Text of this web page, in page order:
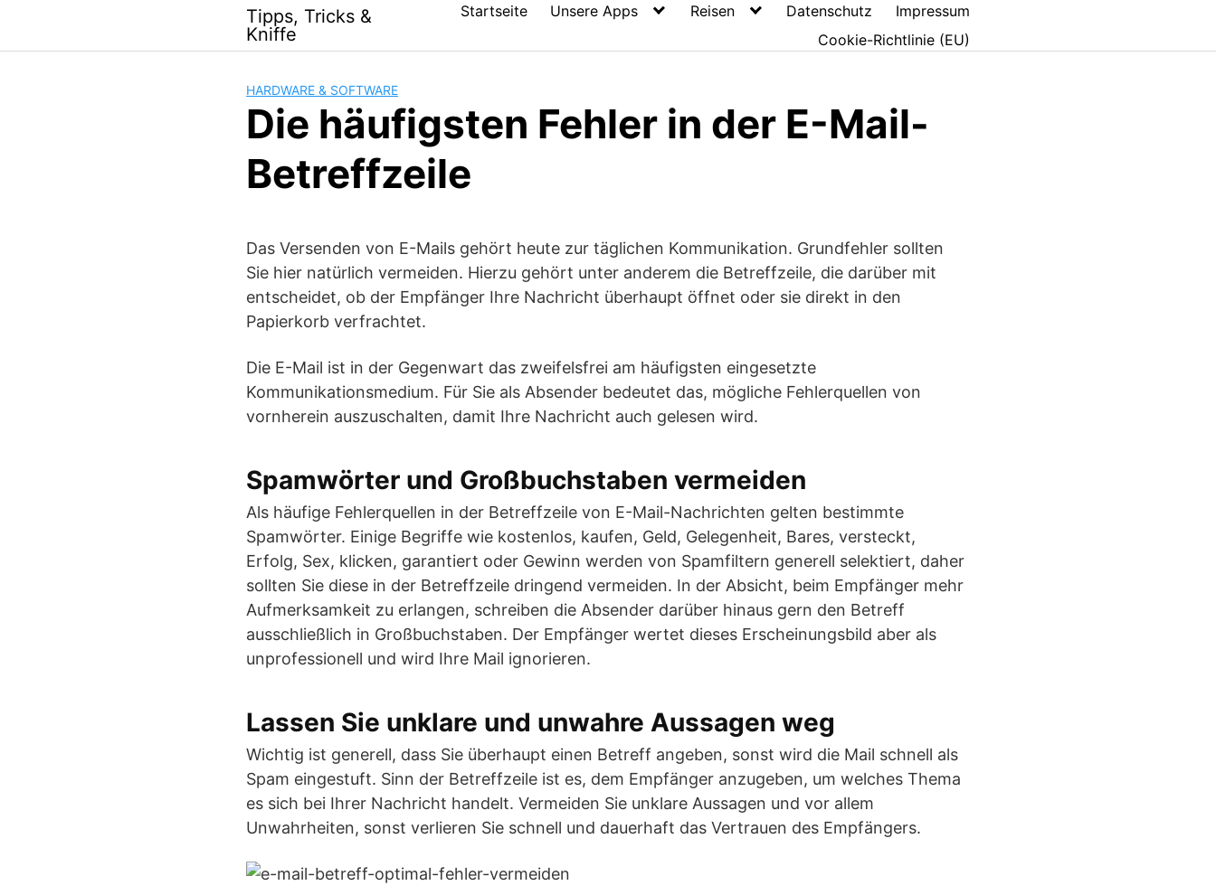
content
Tipps, Tricks &
Kniffe
Startseite Unsere Apps Reisen Datenschutz
Impressum
Cookie-Richtlinie (EU)
HARDWARE & SOFTWARE
Die häufigsten Fehler in der E-Mail-
Betreffzeile
Das Versenden von E-Mails gehört heute zur täglichen Kommunikation. Grundfehler sollten
Sie hier natürlich vermeiden. Hierzu gehört unter anderem die Betreffzeile, die darüber mit
entscheidet, ob der Empfänger Ihre Nachricht überhaupt öffnet oder sie direkt in den
Papierkorb verfrachtet.
Die E-Mail ist in der Gegenwart das zweifelsfrei am häufigsten eingesetzte
Kommunikationsmedium. Für Sie als Absender bedeutet das, mögliche Fehlerquellen von
vornherein auszuschalten, damit Ihre Nachricht auch gelesen wird.
Spamwörter und Großbuchstaben vermeiden
Als häufige Fehlerquellen in der Betreffzeile von E-Mail-Nachrichten gelten bestimmte
Spamwörter. Einige Begriffe wie kostenlos, kaufen, Geld, Gelegenheit, Bares, versteckt,
Erfolg, Sex, klicken, garantiert oder Gewinn werden von Spamfiltern generell selektiert, daher
sollten Sie diese in der Betreffzeile dringend vermeiden. In der Absicht, beim Empfänger mehr
Aufmerksamkeit zu erlangen, schreiben die Absender darüber hinaus gern den Betreff
ausschließlich in Großbuchstaben. Der Empfänger wertet dieses Erscheinungsbild aber als
unprofessionell und wird Ihre Mail ignorieren.
Lassen Sie unklare und unwahre Aussagen weg
Wichtig ist generell, dass Sie überhaupt einen Betreff angeben, sonst wird die Mail schnell als
Spam eingestuft. Sinn der Betreffzeile ist es, dem Empfänger anzugeben, um welches Thema
es sich bei Ihrer Nachricht handelt. Vermeiden Sie unklare Aussagen und vor allem
Unwahrheiten, sonst verlieren Sie schnell und dauerhaft das Vertrauen des Empfängers.